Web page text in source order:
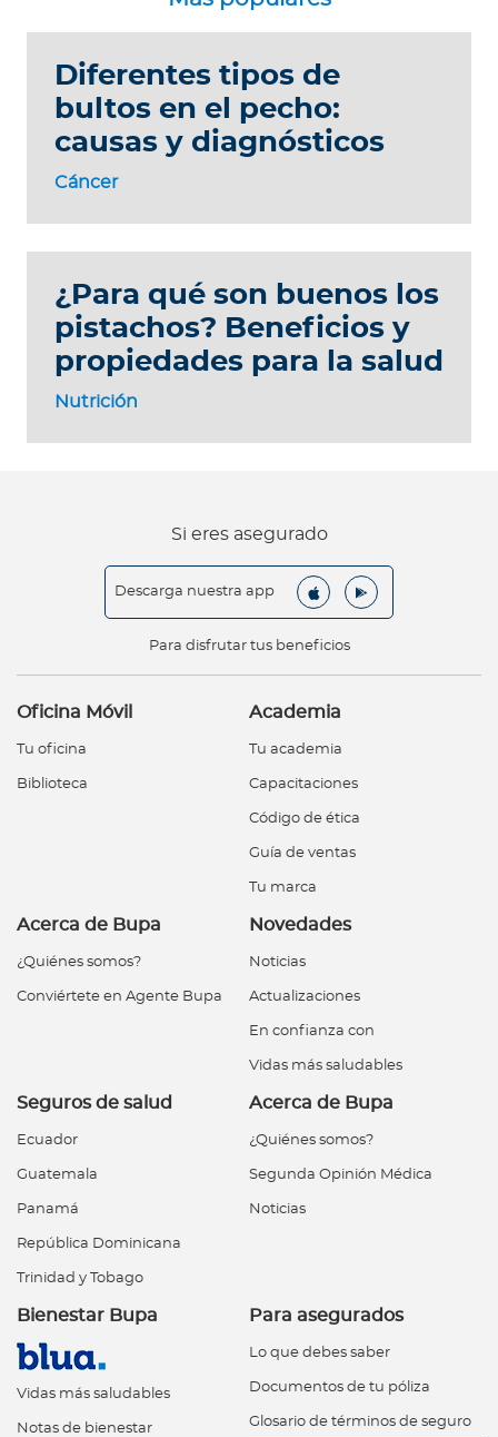
Cáncer
Diferentes tipos de
bultos en el pecho:
causas y diagnósticos
Nutrición
¿Para qué son buenos los
pistachos? Beneficios y
propiedades para la salud
Si eres asegurado
Descarga nuestra app
Para disfrutar tus beneficios
Oficina Móvil
Tu oficina
Biblioteca
Academia
Tu academia
Capacitaciones
Código de ética
Guía de ventas
Tu marca
Acerca de Bupa
¿Quiénes somos?
Conviértete en Agente Bupa
Novedades
Noticias
Actualizaciones
En confianza con
Vidas más saludables
Seguros de salud
Ecuador
Guatemala
Panamá
República Dominicana
Trinidad y Tobago
Acerca de Bupa
¿Quiénes somos?
Segunda Opinión Médica
Noticias
Bienestar Bupa
Vidas más saludables
Notas de bienestar
Para asegurados
Lo que debes saber
Documentos de tu póliza
Glosario de términos de seguro